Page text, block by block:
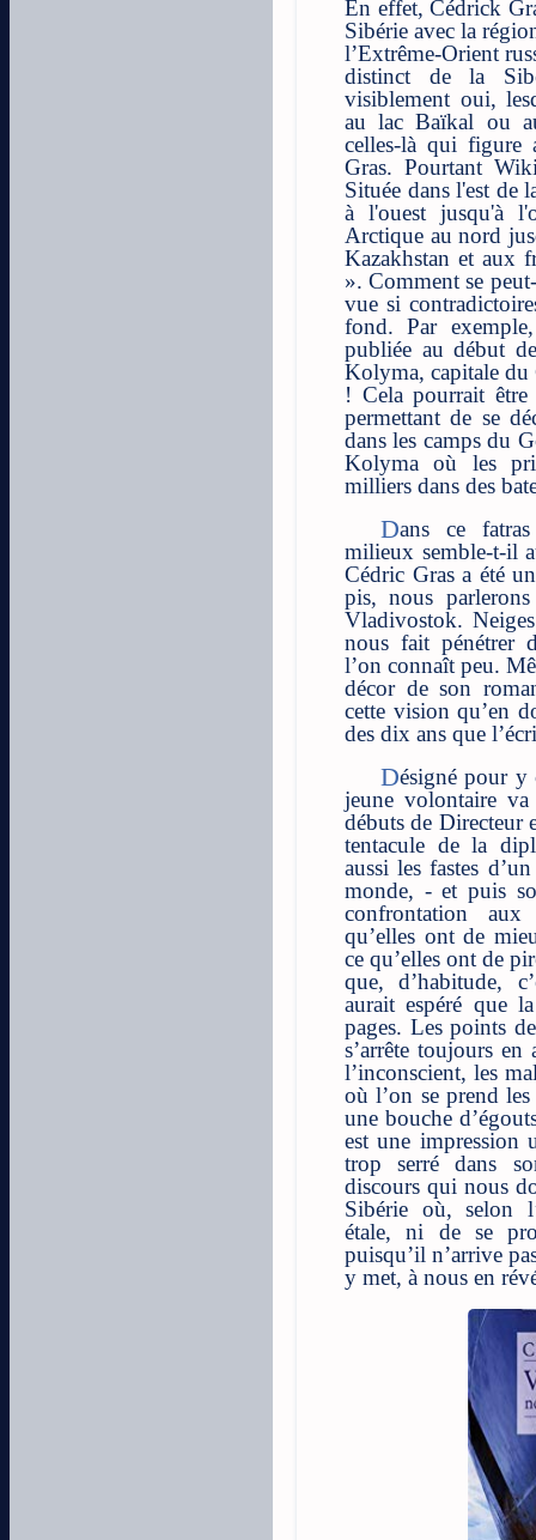
En effet, Cédrick
Sibérie avec la
l’Extrême-Orient
distinct de la
visiblement oui,
au lac Baïkal ou
celles-là qui figure
Gras. Pourtant
Située dans l'est de
à l'ouest jusqu'à
Arctique au nord
Kazakhstan et aux
». Comment se
vue si
fond. Par
publiée au début
Kolyma, capitale du
! Cela pourrait
permettant de se
dans les camps du
Kolyma où les
milliers dans des
Dans ce fatras de contradictions venus de
milieux semble-t-il
Cédric Gras a été
pis, nous
Vladivostok.
nous fait pénétrer
l’on connaît peu.
décor de son
cette vision qu’en
des dix ans que
Désigné pour y créer une Alliance Française, le
jeune volontaire va
débuts de Directeur
tentacule de la
aussi les fastes
monde, - et puis
confrontation
qu’elles ont de
ce qu’elles ont de
que, d’habitude,
aurait espéré que
pages. Les points
s’arrête toujours
l’inconscient, les
où l’on se prend
une bouche
est une impression
trop serré dans
discours qui nous
Sibérie où, selon
étale, ni de se
puisqu’il n’arrive
y met, à nous en